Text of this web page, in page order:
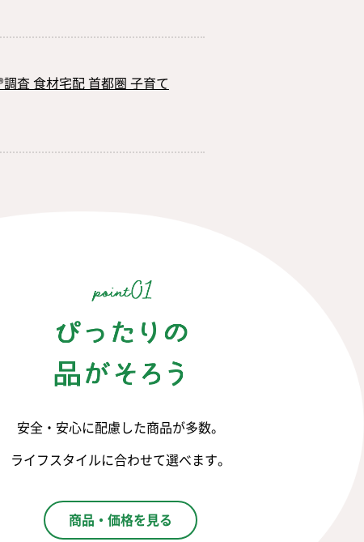
査 食材宅配 首都圏 子育て
安全・安心に配慮した商品が多数。
ライフスタイルに合わせて選べます。
商品・価格を見る